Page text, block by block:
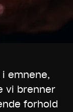
emnene,
vi brenner
forhold